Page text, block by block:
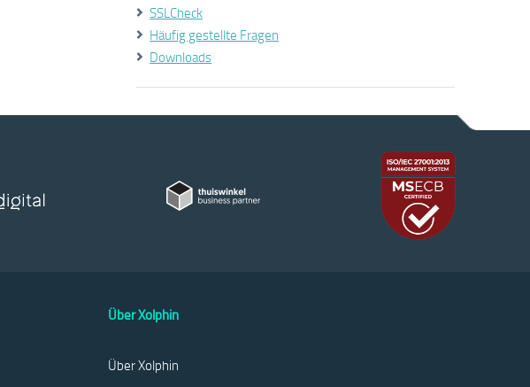
SSLCheck
Häufig gestellte Fragen
Downloads
Über Xolphin
Über Xolphin